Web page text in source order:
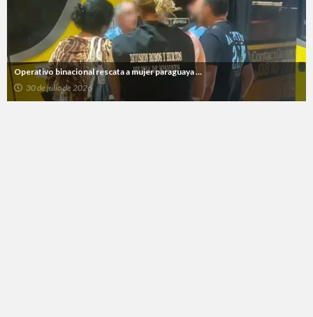
Operativo binacional rescata a mujer paraguaya ...
30 de julio de 2026